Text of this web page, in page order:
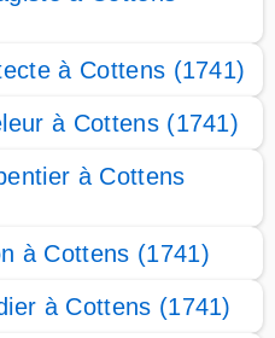
à Cottens (1741)
à Cottens (1741)
à Cottens
à Cottens (1741)
à Cottens (1741)